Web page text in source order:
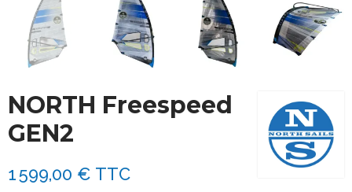
NORTH Freespeed
GEN2
1 599,00 € TTC